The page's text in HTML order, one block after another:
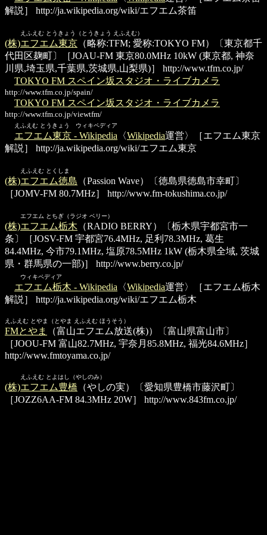
解説］
http://ja.wikipedia.org/wiki/エフエム茶笛
えふえむ とうきょう（とうきょう えふえむ）
(株)エフエム東京 （略称:TFM; 愛称:TOKYO FM）〔東京都千
代田区麹町〕［JOAU-FM 東京80.0MHz 10kW (東京都, 神奈
川県,埼玉県,千葉県,茨城県,山梨県)］
http://www.tfm.co.jp/
TOKYO FM スペイン坂スタジオ・ライブカメラ
http://www.tfm.co.jp/spain/
TOKYO FM スペイン坂スタジオ・ライブカメラ
http://www.tfm.co.jp/viewtfm/
えふえむ とうきょう ウィキペディア
エフエム東京 - Wikipedia 〈Wikipedia運営〉［エフエム東京
解説］
http://ja.wikipedia.org/wiki/エフエム東京
えふえむ とくしま
(株)エフエム徳島 （Passion Wave）〔徳島県徳島市幸町〕
［JOMV-FM 80.7MHz］
http://www.fm-tokushima.co.jp/
エフエム とちぎ（ラジオ ベリー）
(株)エフエム栃木 （RADIO BERRY）〔栃木県宇都宮市一
条〕［JOSV-FM 宇都宮76.4MHz, 足利78.3MHz, 葛生
84.4MHz, 今市79.1MHz, 塩原78.5MHz 1kW (栃木県全域, 茨城
県・群馬県の一部)］
http://www.berry.co.jp/
ウィキペディア
エフエム栃木 - Wikipedia 〈Wikipedia運営〉［エフエム栃木
解説］
http://ja.wikipedia.org/wiki/エフエム栃木
えふえむ とやま（とやま えふえむ ほうそう）
FMとやま
（富山エフエム放送(株)）〔富山県富山市〕
［JOOU-FM 富山82.7MHz, 宇奈月85.8MHz, 福光84.6MHz］
http://www.fmtoyama.co.jp/
えふえむ とよはし（やしのみ）
(株)エフエム豊橋 （やしの実）〔愛知県豊橋市藤沢町〕
［JOZZ6AA-FM 84.3MHz 20W］
http://www.843fm.co.jp/